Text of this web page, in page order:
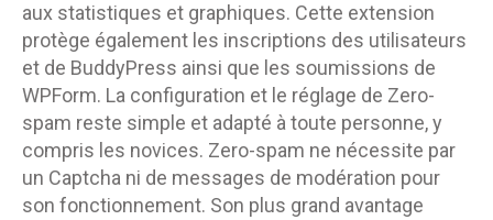
aux statistiques et graphiques. Cette extension
protège également les inscriptions des utilisateurs
et de BuddyPress ainsi que les soumissions de
WPForm. La configuration et le réglage de Zero-
spam reste simple et adapté à toute personne, y
compris les novices. Zero-spam ne nécessite par
un Captcha ni de messages de modération pour
son fonctionnement. Son plus grand avantage